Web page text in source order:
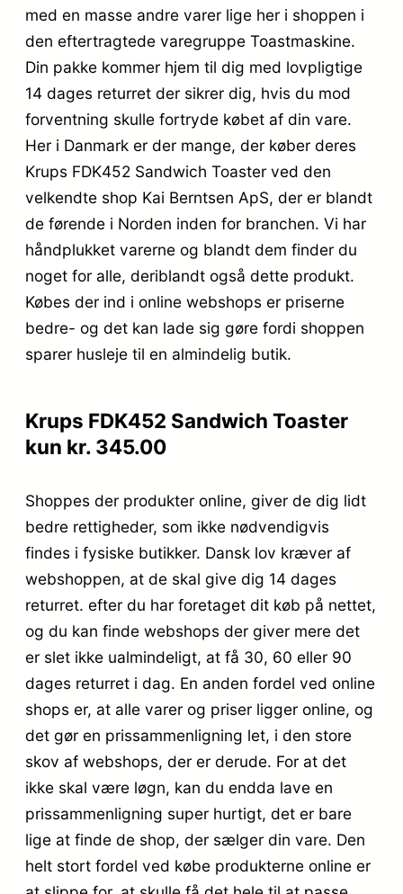
med en masse andre varer lige her i shoppen i
den eftertragtede varegruppe Toastmaskine.
Din pakke kommer hjem til dig med lovpligtige
14 dages returret der sikrer dig, hvis du mod
forventning skulle fortryde købet af din vare.
Her i Danmark er der mange, der køber deres
Krups FDK452 Sandwich Toaster ved den
velkendte shop Kai Berntsen ApS, der er blandt
de førende i Norden inden for branchen. Vi har
håndplukket varerne og blandt dem finder du
noget for alle, deriblandt også dette produkt.
Købes der ind i online webshops er priserne
bedre- og det kan lade sig gøre fordi shoppen
sparer husleje til en almindelig butik.
Krups FDK452 Sandwich Toaster
kun kr. 345.00
Shoppes der produkter online, giver de dig lidt
bedre rettigheder, som ikke nødvendigvis
findes i fysiske butikker. Dansk lov kræver af
webshoppen, at de skal give dig 14 dages
returret. efter du har foretaget dit køb på nettet,
og du kan finde webshops der giver mere det
er slet ikke ualmindeligt, at få 30, 60 eller 90
dages returret i dag. En anden fordel ved online
shops er, at alle varer og priser ligger online, og
det gør en prissammenligning let, i den store
skov af webshops, der er derude. For at det
ikke skal være løgn, kan du endda lave en
prissammenligning super hurtigt, det er bare
lige at finde de shop, der sælger din vare. Den
helt stort fordel ved købe produkterne online er